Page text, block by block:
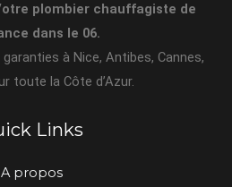
plombier chauffagiste de
dans le 06.
à Nice, Antibes, Cannes,
toute la Côte d’Azur.
Links
A propos